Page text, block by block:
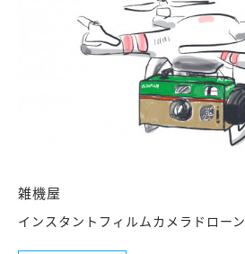
雑機屋
インスタントフィルムカメラドローン